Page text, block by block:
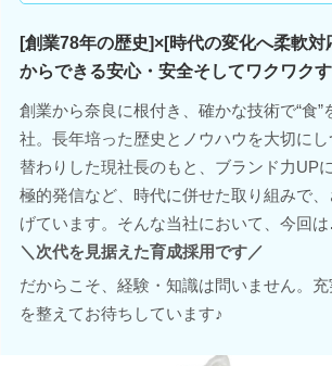
[創業78年の歴史]×[時代の変化へ柔軟対
からできる安心・安全そしてワクワク
創業から奈良に根付き、確かな技術で“食”
社。長年培った歴史とノウハウを大切に
替わりした現社長のもと、ブランド力UP
極的発信など、時代に併せた取り組みで
げています。そんな当社において、今回
＼次代を見据えた育成採用です／
だからこそ、経験・知識は問いません。充
を整えてお待ちしています♪